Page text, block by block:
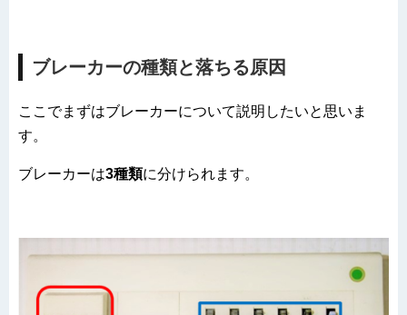
ブレーカーの種類と落ちる原因
ここでまずはブレーカーについて説明したいと思いま
す。
ブレーカーは3種類に分けられます。